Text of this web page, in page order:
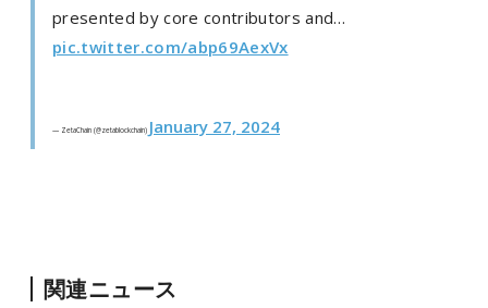
presented by core contributors and…
pic.twitter.com/abp69AexVx
— ZetaChain (@zetablockchain) January 27, 2024
関連ニュース